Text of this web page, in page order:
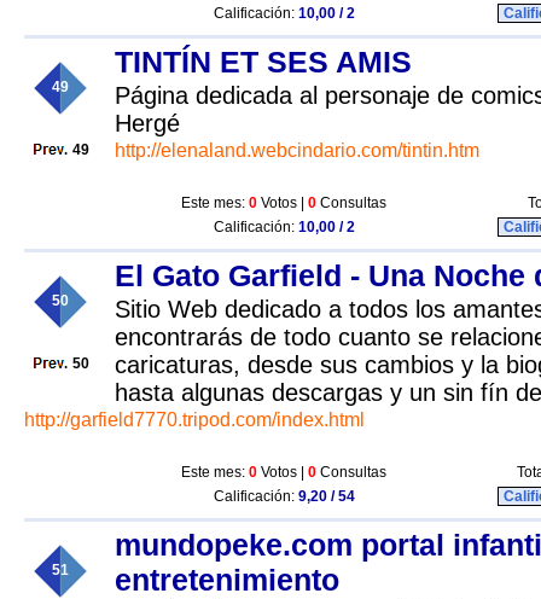
Calificación: 10,00 / 2
49
49
TINTÍN ET SES AMIS
Página dedicada al personaje de
Hergé
http://elenaland.webcindario.com/tintin.htm
Este mes: 0 Votos | 0 Consultas
Calificación: 10,00 / 2
50
50
El Gato Garfield - Una Noche
Sitio Web dedicado a todos los
encontrarás de todo cuanto se
caricaturas, desde sus cambios y la
hasta algunas descargas y un sin fín
http://garfield7770.tripod.com/index.html
Este mes: 0 Votos | 0 Consultas
Calificación: 9,20 / 54
51
mundopeke.com portal
entretenimiento